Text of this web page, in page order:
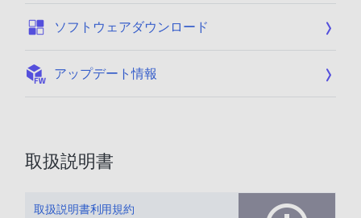
ソフトウェアダウンロード
アップデート情報
取扱説明書
取扱説明書利用規約